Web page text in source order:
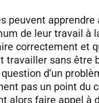
peuvent
de leur travail à
correctement et
travailler sans être
d’un
pas un point du
alors faire appel à